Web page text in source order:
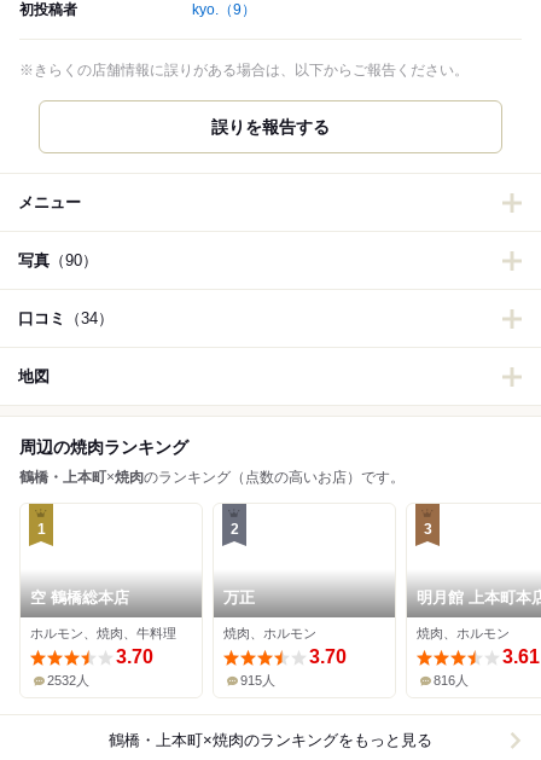
初投稿者 kyo. （9）
※きらくの店舗情報に誤りがある場合は、以下からご報告ください。
誤りを報告する
メニュー
写真 （90）
口コミ （34）
地図
周辺の焼肉ランキング
鶴橋・上本町×焼肉のランキング（点数の高いお店）です。
1
空 鶴橋総本店
ホルモン、焼肉、牛料理
3.70
2532人
2
万正
焼肉、ホルモン
3.70
915人
3
明月館 上本町本
焼肉、ホルモン
3.61
816人
鶴橋・上本町×焼肉のランキングをもっと見る